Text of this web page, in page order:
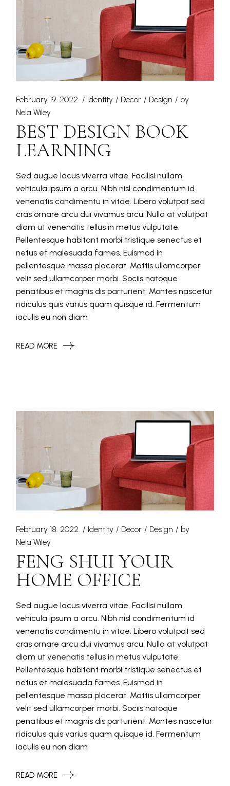
February 19. 2022. Identity Decor Design
by
Nela Wiley
BEST DESIGN BOOK
LEARNING
Sed augue lacus viverra vitae. Facilisi nullam
vehicula ipsum a arcu. Nibh nisl condimentum id
venenatis condimentu in vitae. Libero volutpat sed
cras ornare arcu dui vivamus arcu. Nulla at volutpat
diam ut venenatis tellus in metus vulputate.
Pellentesque habitant morbi tristique senectus et
netus et malesuada fames. Euismod in
pellentesque massa placerat. Mattis ullamcorper
velit sed ullamcorper morbi. Sociis natoque
penatibus et magnis dis parturient. Montes nascetur
ridiculus quis varius quam quisque id. Fermentum
iaculis eu non diam
READ MORE
February 18. 2022. Identity Decor Design
by
Nela Wiley
FENG SHUI YOUR
HOME OFFICE
Sed augue lacus viverra vitae. Facilisi nullam
vehicula ipsum a arcu. Nibh nisl condimentum id
venenatis condimentu in vitae. Libero volutpat sed
cras ornare arcu dui vivamus arcu. Nulla at volutpat
diam ut venenatis tellus in metus vulputate.
Pellentesque habitant morbi tristique senectus et
netus et malesuada fames. Euismod in
pellentesque massa placerat. Mattis ullamcorper
velit sed ullamcorper morbi. Sociis natoque
penatibus et magnis dis parturient. Montes nascetur
ridiculus quis varius quam quisque id. Fermentum
iaculis eu non diam
READ MORE